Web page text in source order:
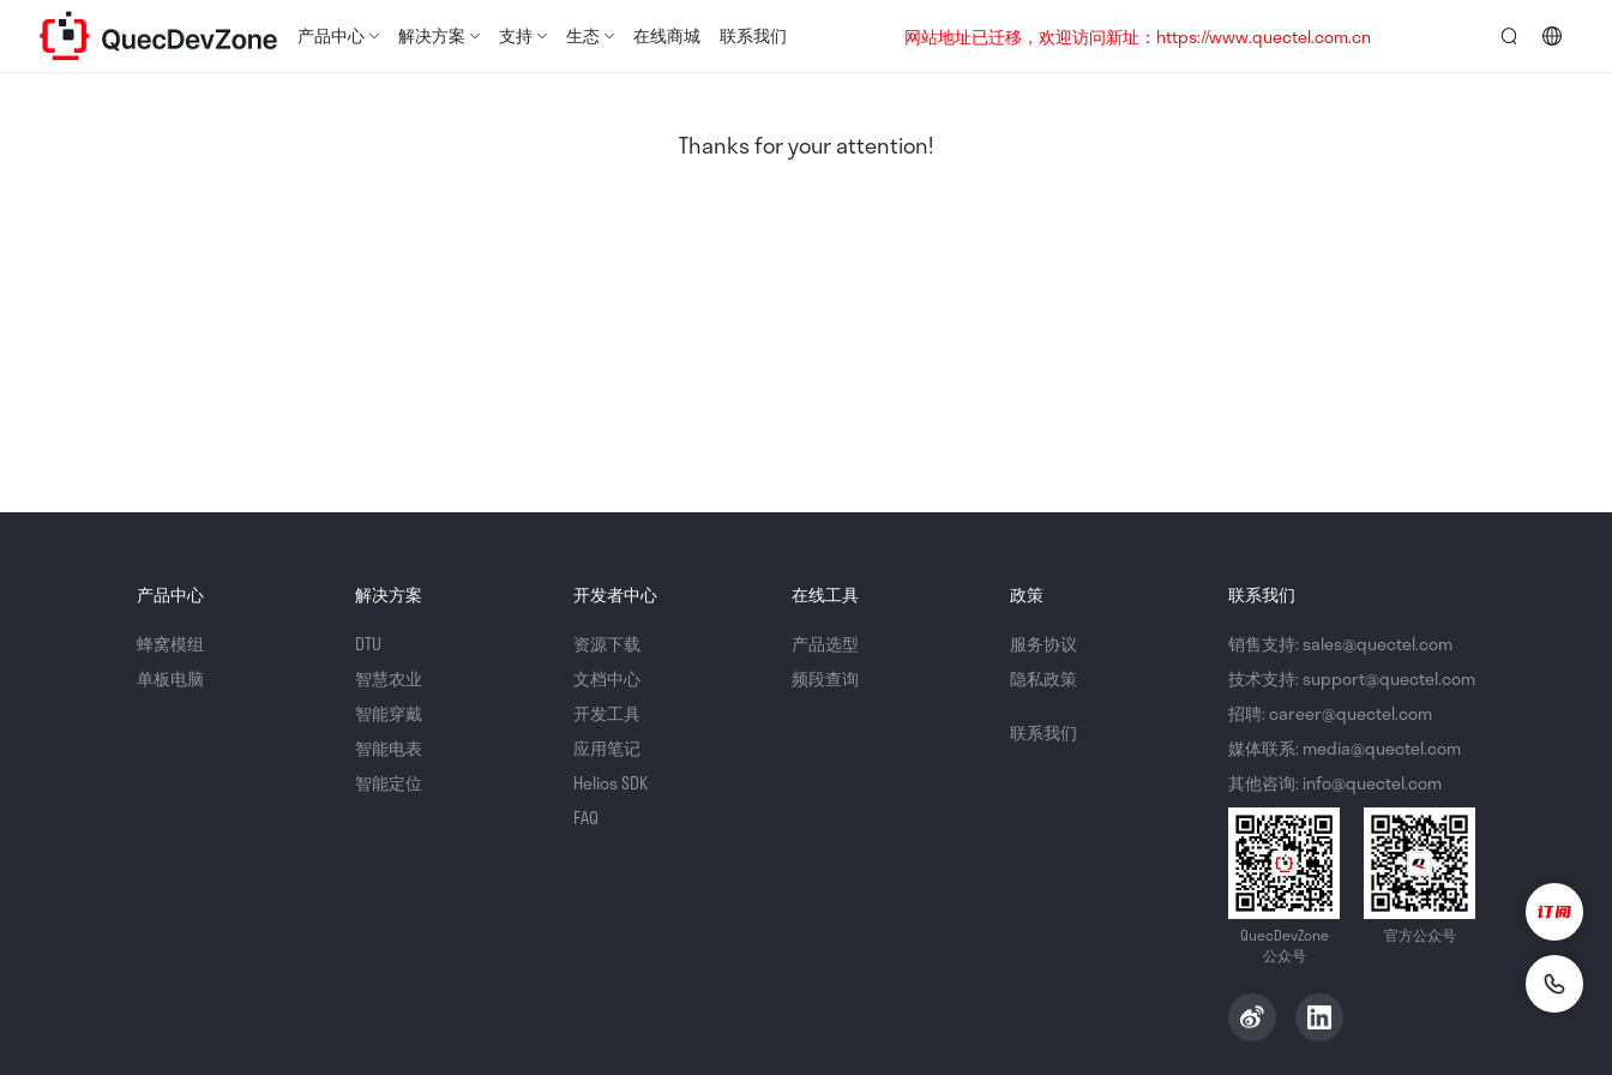
产品中心 解决方案 支持 生态 在线商城 联系我们
网站地址已迁移，欢迎访问新址：https://www.quectel.com.cn
Thanks for your attention!
产品中心
蜂窝模组
单板电脑
解决方案
DTU
智慧农业
智能穿戴
智能电表
智能定位
开发者中心
资源下载
文档中心
开发工具
应用笔记
Helios SDK
FAQ
在线工具
产品选型
频段查询
政策
服务协议
隐私政策
联系我们
联系我们
销售支持: sales@quectel.com
技术支持: support@quectel.com
招聘: career@quectel.com
媒体联系: media@quectel.com
其他咨询: info@quectel.com
QuecDevZone
公众号
官方公众号